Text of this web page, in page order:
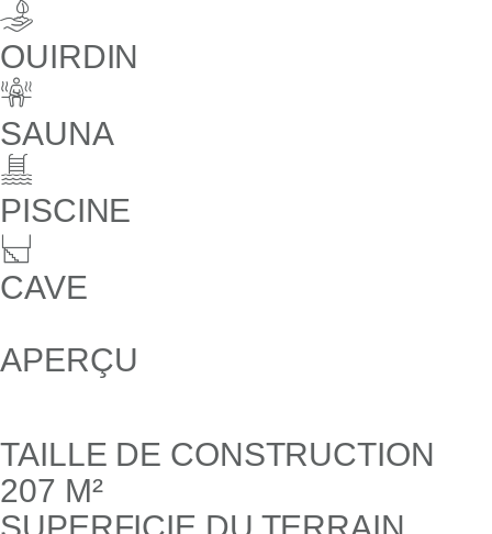
OUIRDIN
SAUNA
PISCINE
CAVE
APERÇU
TAILLE DE CONSTRUCTION
207 M²